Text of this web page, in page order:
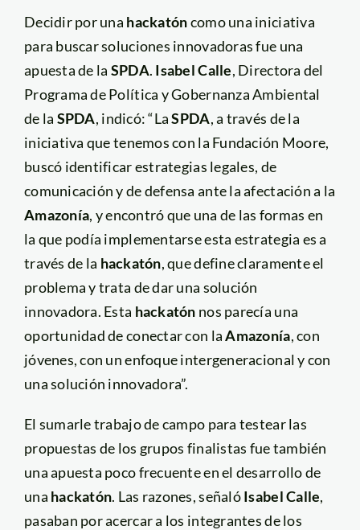
Decidir por una hackatóncomo una iniciativa
para buscar soluciones innovadoras fue una
apuesta de la SPDA. Isabel Calle, Directora del
Programa de Política y Gobernanza Ambiental
de la SPDA, indicó: “LaSPDA, a través de la
iniciativa que tenemos con la Fundación Moore,
buscó identificar estrategias legales, de
comunicación y de defensa ante la afectación a la
Amazonía, y encontró que una de las formas en
la que podía implementarse esta estrategia es a
través de la hackatón, que define claramente el
problema y trata de dar una solución
innovadora. Esta hackatón nos parecía una
oportunidad de conectar con laAmazonía, con
jóvenes, con un enfoque intergeneracional y con
una solución innovadora”.
El sumarle trabajo de campo para testear las
propuestas de los grupos finalistas fue también
una apuesta poco frecuente en el desarrollo de
una hackatón. Las razones, señalóIsabel Calle,
pasaban por acercar a los integrantes de los